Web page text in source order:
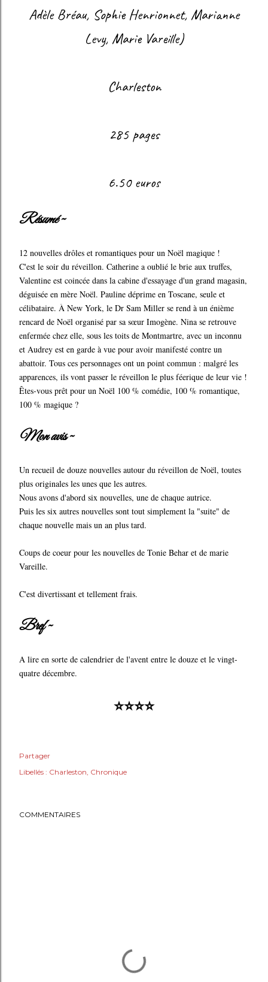
Adèle Bréau, Sophie Henrionnet, Marianne
Levy, Marie Vareille)
Charleston
285 pages
6.50 euros
Résumé ~
12 nouvelles drôles et romantiques pour un Noël magique !
C'est le soir du réveillon. Catherine a oublié le brie aux truffes,
Valentine est coincée dans la cabine d'essayage d'un grand magasin,
déguisée en mère Noël. Pauline déprime en Toscane, seule et
célibataire. À New York, le Dr Sam Miller se rend à un énième
rencard de Noël organisé par sa sœur Imogène. Nina se retrouve
enfermée chez elle, sous les toits de Montmartre, avec un inconnu
et Audrey est en garde à vue pour avoir manifesté contre un
abattoir. Tous ces personnages ont un point commun : malgré les
apparences, ils vont passer le réveillon le plus féerique de leur vie !
Êtes-vous prêt pour un Noël 100 % comédie, 100 % romantique,
100 % magique ?
Mon avis ~
Un recueil de douze nouvelles autour du réveillon de Noël, toutes
plus originales les unes que les autres.
Nous avons d'abord six nouvelles, une de chaque autrice.
Puis les six autres nouvelles sont tout simplement la "suite" de
chaque nouvelle mais un an plus tard.
Coups de coeur pour les nouvelles de Tonie Behar et de marie
Vareille.
C'est divertissant et tellement frais.
Bref ~
A lire en sorte de calendrier de l'avent entre le douze et le vingt-
quatre décembre.
⭐⭐⭐⭐
Partager
Libellés : Charleston Chronique
COMMENTAIRES